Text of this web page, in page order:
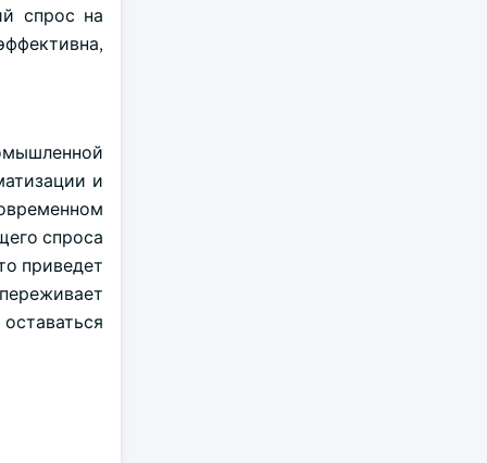
спрос на
и
спроса
приведет